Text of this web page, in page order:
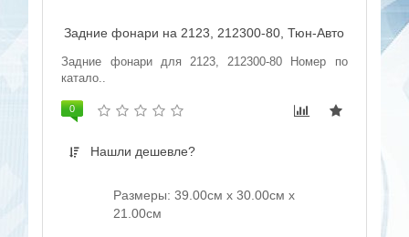
Задние фонари на 2123, 212300-80, Тюн-Авто
Задние фонари для 2123, 212300-80 Номер по
катало..
0
Нашли дешевле?
Размеры: 39.00см x 30.00см x
21.00см